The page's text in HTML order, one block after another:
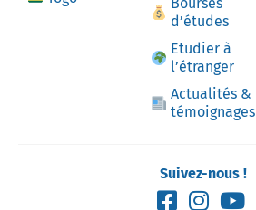
d’études
Etudier à
l’étranger
Actualités &
témoignages
Suivez-nous !